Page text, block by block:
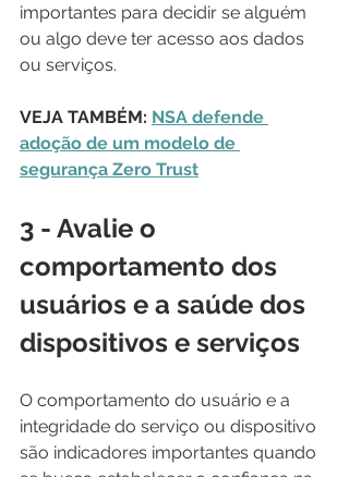
importantes para decidir se alguém
ou algo deve ter acesso aos dados
ou serviços.
VEJA TAMBÉM: NSA defende
adoção de um modelo de
segurança Zero Trust
3 - Avalie o
comportamento dos
usuários e a saúde dos
dispositivos e serviços
O comportamento do usuário e a
integridade do serviço ou dispositivo
são indicadores importantes quando